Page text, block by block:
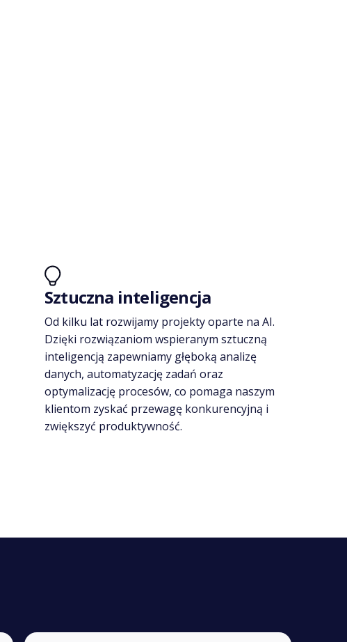
Sztuczna inteligencja
Od kilku lat rozwijamy projekty oparte na AI.
Dzięki rozwiązaniom wspieranym sztuczną
inteligencją zapewniamy głęboką analizę
danych, automatyzację zadań oraz
optymalizację procesów, co pomaga naszym
klientom zyskać przewagę konkurencyjną i
zwiększyć produktywność.